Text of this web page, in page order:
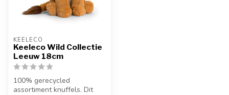
KEELECO
Keeleco Wild Collectie
Leeuw 18cm
100% gerecycled
assortiment knuffels. Dit